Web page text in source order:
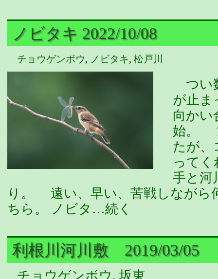
ノビタキ 2022/10/08
チョウゲンボウ, ノビタキ, 松戸川
つい
が止ま
向かい
始。
たが、
って
手と河
り。 遠い、早い、苦戦しながら
ちら。 ノビタ…続く
利根川河川敷 2019/03/05
チョウゲンボウ, 坂東